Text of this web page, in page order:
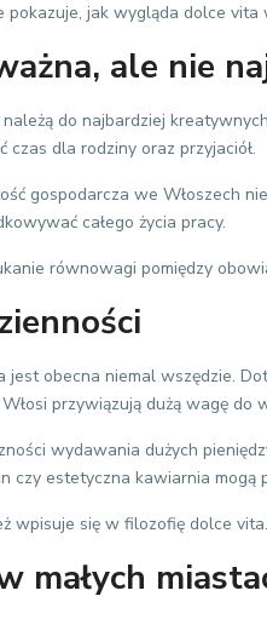
pokazuje, jak wygląda dolce vita
ale nie
do najbardziej
czas dla rodziny oraz przyjaciół.
gospodarcza we Włoszech
całego życia pracy.
równowagi pomiędzy
jest obecna niemal wszędzie.
przywiązują dużą wagę do
wydawania dużych
czy estetyczna kawiarnia mogą
wpisuje się w filozofię dolce vita.
małych